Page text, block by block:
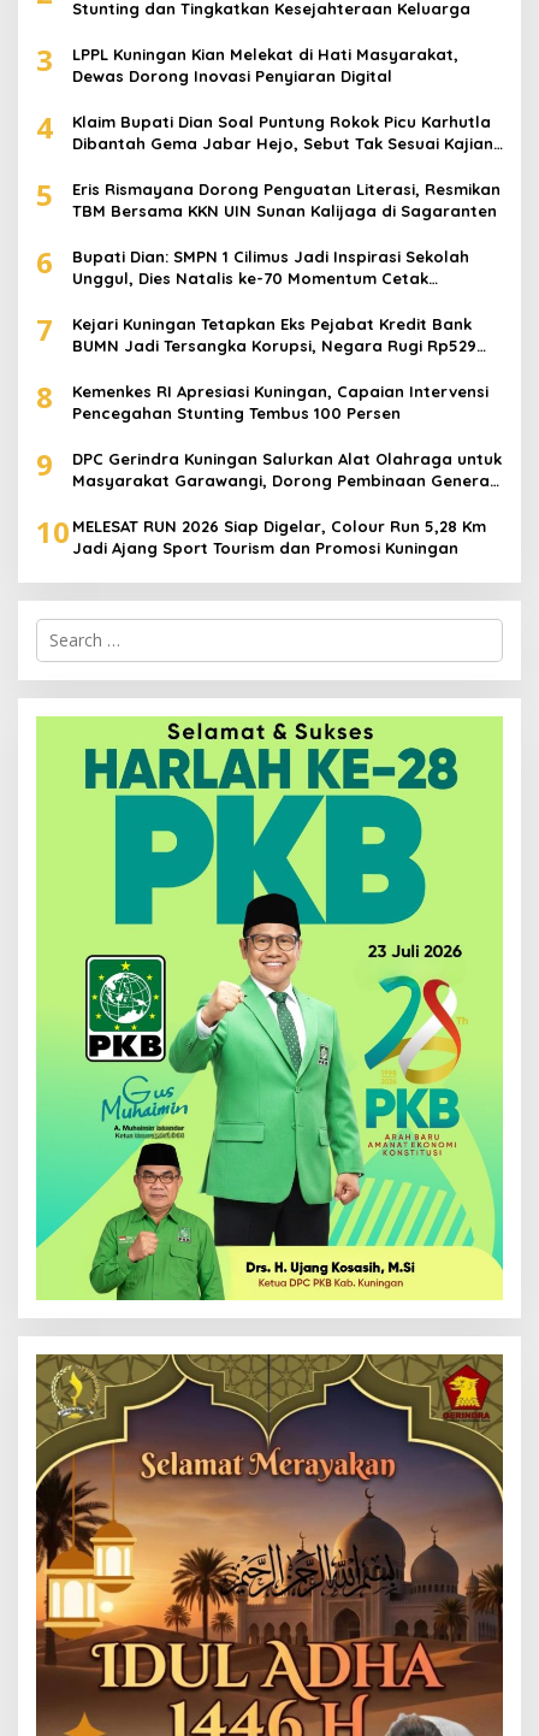
Stunting dan Tingkatkan Kesejahteraan Keluarga
3
LPPL Kuningan Kian Melekat di Hati Masyarakat,
Dewas Dorong Inovasi Penyiaran Digital
4
Klaim Bupati Dian Soal Puntung Rokok Picu Karhutla
Dibantah Gema Jabar Hejo, Sebut Tak Sesuai Kajian
5
Eris Rismayana Dorong Penguatan Literasi, Resmikan
TBM Bersama KKN UIN Sunan Kalijaga di Sagaranten
6
Bupati Dian: SMPN 1 Cilimus Jadi Inspirasi Sekolah
Unggul, Dies Natalis ke-70 Momentum Cetak
7
Kejari Kuningan Tetapkan Eks Pejabat Kredit Bank
BUMN Jadi Tersangka Korupsi, Negara Rugi Rp529
8
Kemenkes RI Apresiasi Kuningan, Capaian Intervensi
Pencegahan Stunting Tembus 100 Persen
9
DPC Gerindra Kuningan Salurkan Alat Olahraga untuk
Masyarakat Garawangi, Dorong Pembinaan Generasi
10 MELESAT RUN 2026 Siap Digelar, Colour Run 5,28 Km
Jadi Ajang Sport Tourism dan Promosi Kuningan
Search
for: